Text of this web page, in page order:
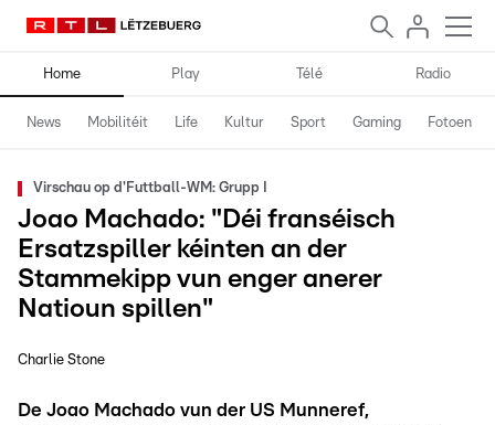
Home Play Télé Radio
News Mobilitéit Life Kultur Sport Gaming Fotoen
Virschau op d'Futtball-WM: Grupp I
Joao Machado: "Déi franséisch
Ersatzspiller kéinten an der
Stammekipp vun enger anerer
Natioun spillen"
Charlie Stone
De Joao Machado vun der US Munneref,